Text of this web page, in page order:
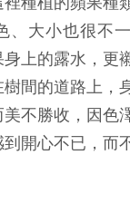
、大小也很不
上的露水，更
間的道路上，
不勝收，因色
開心不已，而